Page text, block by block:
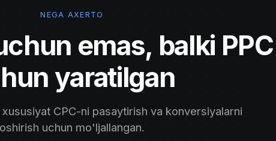
NEGA AXERTO
emas, balki
yaratilgan
CPC-ni pasaytirish va konversiyalarni
oshirish uchun mo'ljallangan.